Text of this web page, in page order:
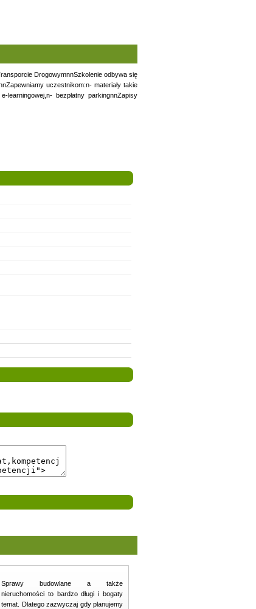
DrogowymnnSzkolenie odbywa się
uczestnikom:n- materiały takie
bezpłatny parkingnnZapisy
Sprawy budowlane a także
nieruchomości to bardzo długi i bogaty
temat. Dlatego zazwyczaj gdy planujemy